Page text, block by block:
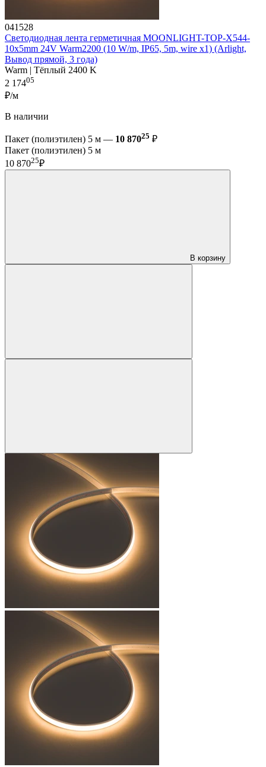
041528
Светодиодная лента герметичная MOONLIGHT-TOP-X544-
10x5mm 24V Warm2200 (10 W/m, IP65, 5m, wire x1) (Arlight,
Вывод прямой, 3 года)
Warm | Тёплый 2400 K
2 17405
₽/м
В наличии
Пакет (полиэтилен) 5 м — 10 87025 ₽
Пакет (полиэтилен) 5 м
10 87025₽
В корзину